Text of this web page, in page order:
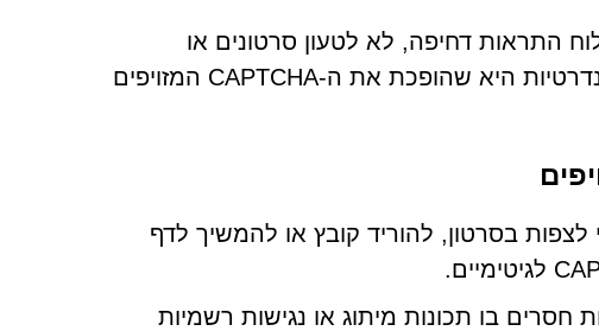
התראות דחיפה, לא לטעון סרטונים או
משאבים. מניפולציה חכמה זו של פונקציות דפדפן סטנדרטיות היא שהופכת את ה-CAPTCHA המזויפים
בסרטון, להוריד קובץ או להמשיך לדף
בו תכונות מיתוג או נגישות רשמיות